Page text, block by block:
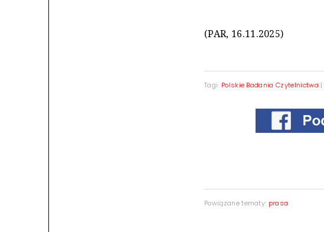
(PAR, 16.11.2025)
Tagi: Polskie Badania Czytelnictwa |
Powiązane tematy: prasa